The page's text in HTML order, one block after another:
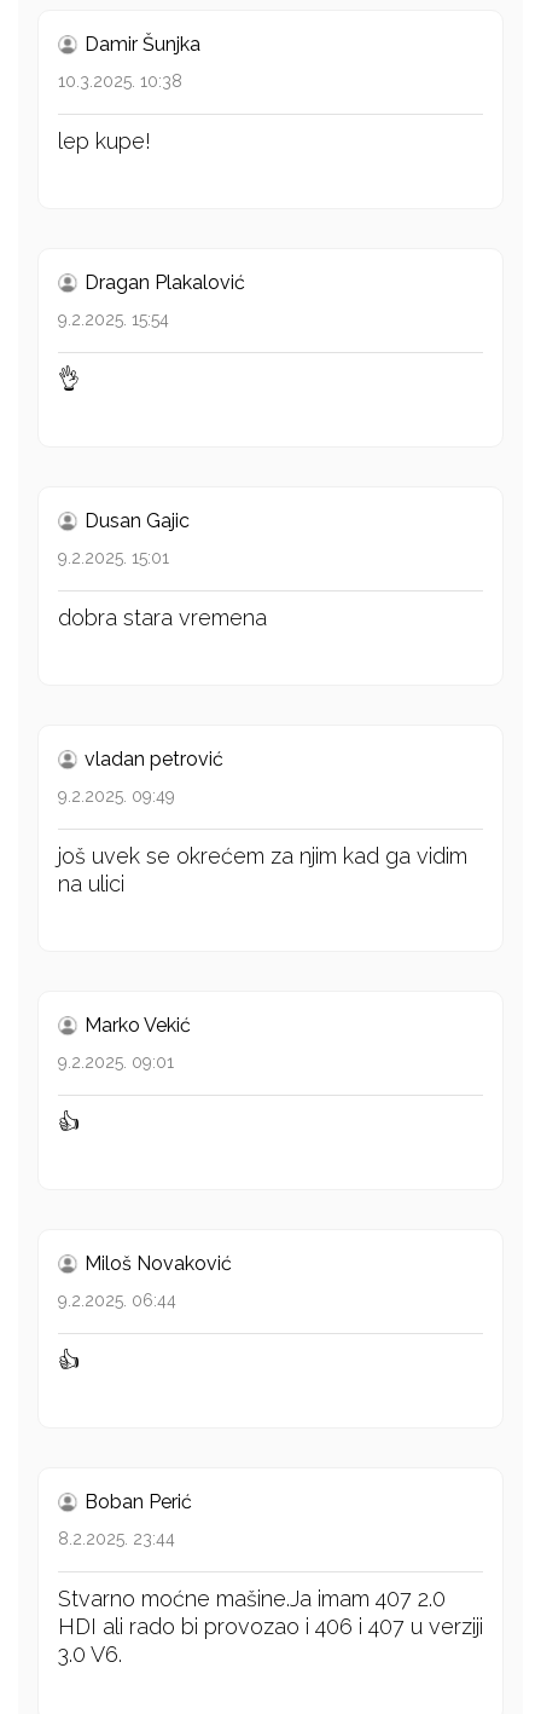
Damir Šunjka
10.3.2025. 10:38
lep kupe!
Dragan Plakalović
9.2.2025. 15:54
👌
Dusan Gajic
9.2.2025. 15:01
dobra stara vremena
vladan petrović
9.2.2025. 09:49
još uvek se okrećem za njim kad ga vidim
na ulici
Marko Vekić
9.2.2025. 09:01
👍
Miloš Novaković
9.2.2025. 06:44
👍
Boban Perić
8.2.2025. 23:44
Stvarno moćne mašine.Ja imam 407 2.0
HDI ali rado bi provozao i 406 i 407 u verziji
3.0 V6.